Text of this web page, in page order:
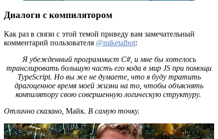
Диалоги с компилятором
Как раз в связи с этой темой приведу вам замечательный
комментарий пользователя @miketalbot:
Я убежденный программист C#, и мне бы хотелось
транслировать большую часть его кода в мир JS при помощи
TypeScript. Но вы же не думаете, что я буду тратить
драгоценное время моей жизни на то, чтобы объяснять
компилятору свою совершенную логическую структуру.
Отлично сказано, Майк. В самую точку.